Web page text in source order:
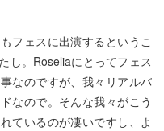
フェスに出演するというこ
し。Roseliaにとってフェス
なのですが、我々リアルバ
なので。そんな我々がこう
ているのが凄いですし、よ